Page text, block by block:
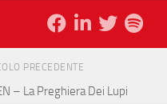
PRECEDENTE
– La Preghiera Dei Lupi